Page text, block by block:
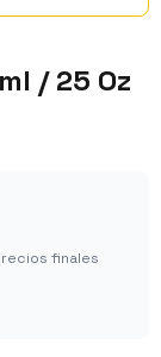
/ 25 Oz
finales